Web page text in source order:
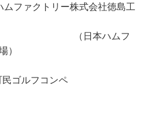
ファクトリー株式会社徳島工
ハムフ
）
ゴルフコンペ